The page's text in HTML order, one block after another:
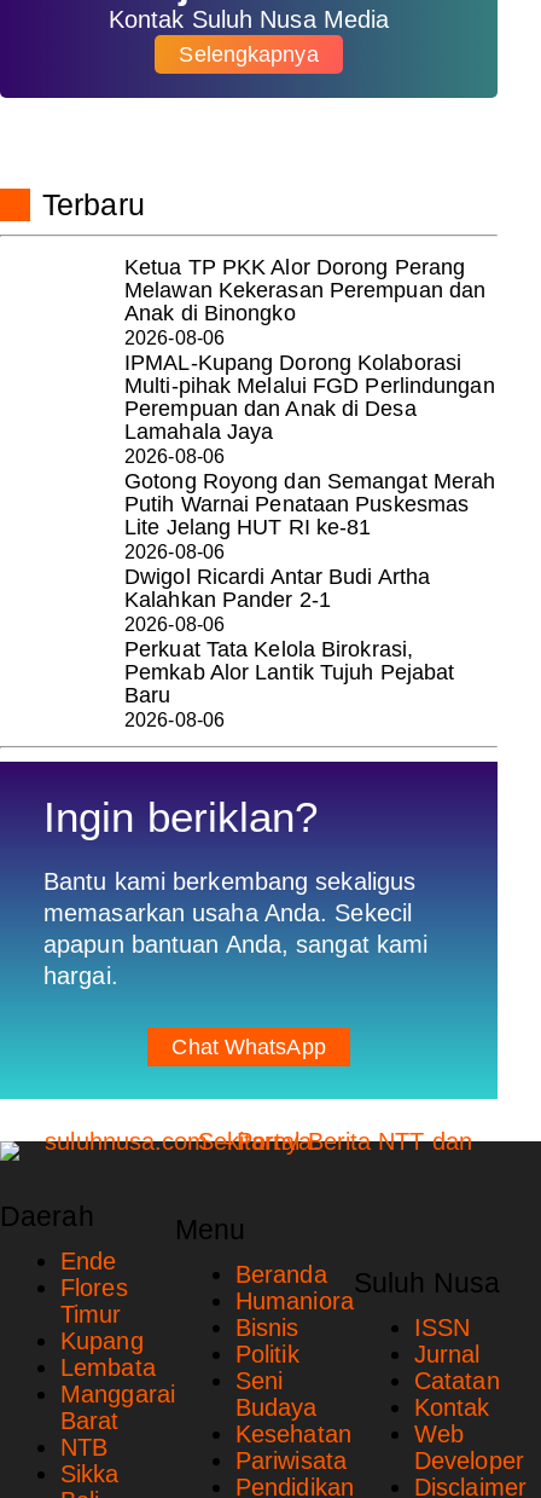
Kontak Suluh Nusa Media
Selengkapnya
Terbaru
Ketua TP PKK Alor Dorong Perang
Melawan Kekerasan Perempuan dan
Anak di Binongko
2026-08-06
IPMAL-Kupang Dorong Kolaborasi
Multi-pihak Melalui FGD Perlindungan
Perempuan dan Anak di Desa
Lamahala Jaya
2026-08-06
Gotong Royong dan Semangat Merah
Putih Warnai Penataan Puskesmas
Lite Jelang HUT RI ke-81
2026-08-06
Dwigol Ricardi Antar Budi Artha
Kalahkan Pander 2-1
2026-08-06
Perkuat Tata Kelola Birokrasi,
Pemkab Alor Lantik Tujuh Pejabat
Baru
2026-08-06
Ingin beriklan?
Bantu kami berkembang sekaligus
memasarkan usaha Anda. Sekecil
apapun bantuan Anda, sangat kami
hargai.
Chat WhatsApp
Daerah
Ende
Flores
Timur
Kupang
Lembata
Manggarai
Barat
NTB
Sikka
Menu
Beranda
Humaniora
Bisnis
Politik
Seni
Budaya
Kesehatan
Pariwisata
Pendidikan
Suluh Nusa
ISSN
Jurnal
Catatan
Kontak
Web
Developer
Disclaimer